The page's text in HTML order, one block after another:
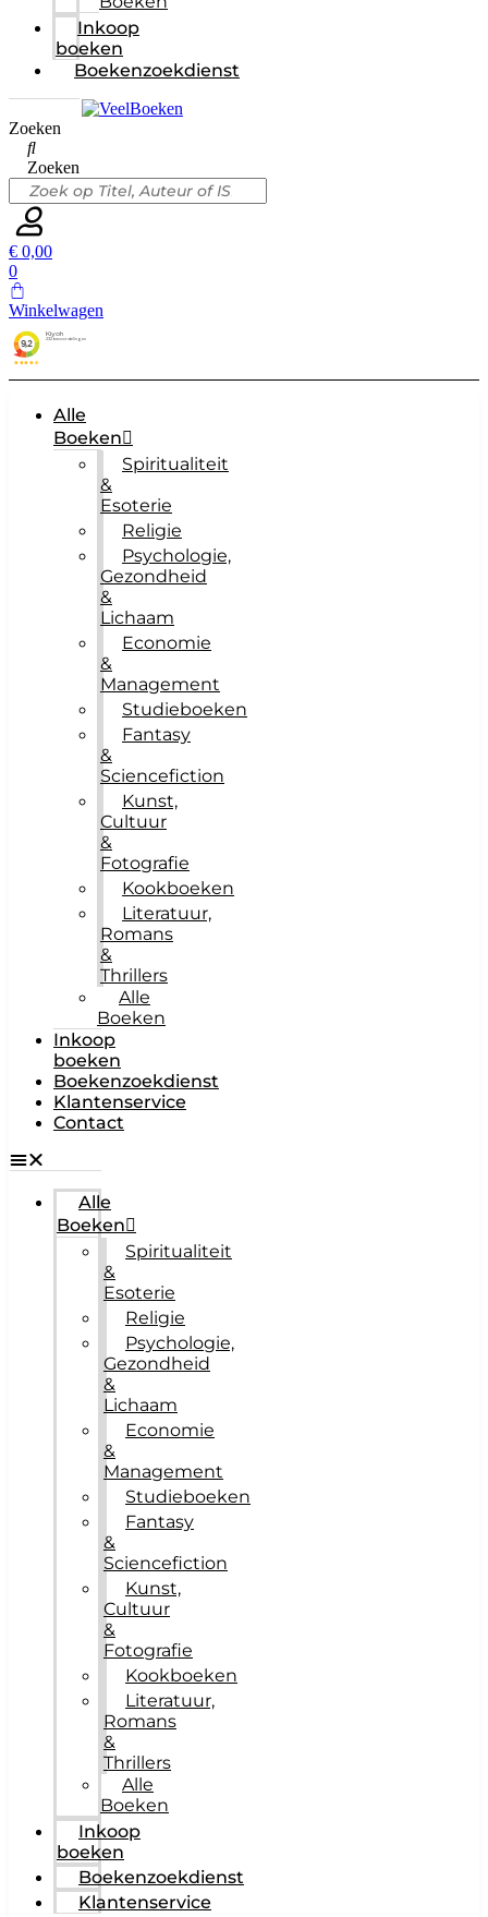
Inkoop
boeken
Boekenzoekdienst
Zoeken
Zoeken
€ 0,00
0
Winkelwagen
Alle
Boeken
Spiritualiteit
&
Esoterie
Religie
Psychologie,
Gezondheid
&
Lichaam
Economie
&
Management
Studieboeken
Fantasy
&
Sciencefiction
Kunst,
Cultuur
&
Fotografie
Kookboeken
Literatuur,
Romans
&
Thrillers
Alle
Boeken
Inkoop
boeken
Boekenzoekdienst
Klantenservice
Contact
Alle
Boeken
Spiritualiteit
&
Esoterie
Religie
Psychologie,
Gezondheid
&
Lichaam
Economie
&
Management
Studieboeken
Fantasy
&
Sciencefiction
Kunst,
Cultuur
&
Fotografie
Kookboeken
Literatuur,
Romans
&
Thrillers
Alle
Boeken
Inkoop
boeken
Boekenzoekdienst
Klantenservice